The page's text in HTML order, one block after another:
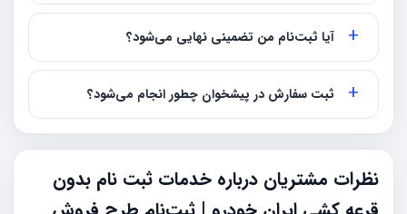
آیا ثبت‌نام من تضمینی نهایی می‌شود؟
ثبت سفارش در پیشخوان چطور انجام می‌شود؟
نظرات مشتریان درباره خدمات ثبت نام بدون